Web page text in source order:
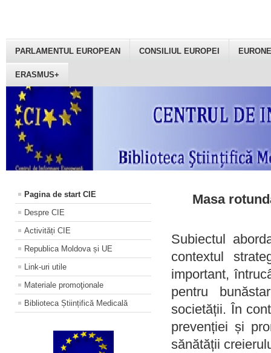
PARLAMENTUL EUROPEAN CONSILIUL EUROPEI
ERASMUS+
Pagina de start CIE
Despre CIE
Activități CIE
Republica Moldova și UE
Link-uri utile
Materiale promoţionale
Biblioteca Științifică Medicală
Masa
Subiectul
contextul
important,
pentru
societății. În
prevenției și
sănătății